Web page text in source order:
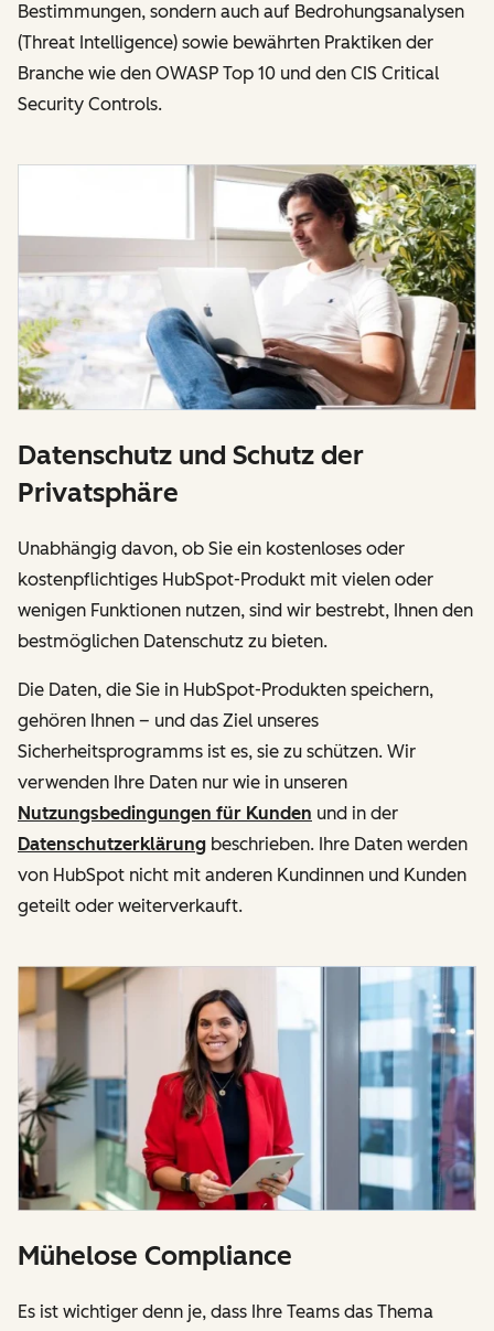
Bestimmungen, sondern auch auf Bedrohungsanalysen
(Threat Intelligence) sowie bewährten Praktiken der
Branche wie den OWASP Top 10 und den CIS Critical
Security Controls.
Datenschutz und Schutz der
Privatsphäre
Unabhängig davon, ob Sie ein kostenloses oder
kostenpflichtiges HubSpot-Produkt mit vielen oder
wenigen Funktionen nutzen, sind wir bestrebt, Ihnen den
bestmöglichen Datenschutz zu bieten.
Die Daten, die Sie in HubSpot-Produkten speichern,
gehören Ihnen – und das Ziel unseres
Sicherheitsprogramms ist es, sie zu schützen. Wir
verwenden Ihre Daten nur wie in unseren
Nutzungsbedingungen für Kunden und in der
Datenschutzerklärung beschrieben. Ihre Daten werden
von HubSpot nicht mit anderen Kundinnen und Kunden
geteilt oder weiterverkauft.
Mühelose Compliance
Es ist wichtiger denn je, dass Ihre Teams das Thema